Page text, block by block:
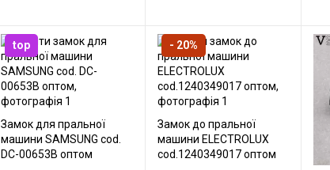
Замок для пральної
машини SAMSUNG cod.
DC-00653B оптом
top
Замок до пральної
машини ELECTROLUX
cod.1240349017 оптом
- 20%